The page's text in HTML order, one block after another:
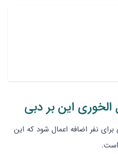
این بر دبی
نفر اضافه اعمال شود که این
است.